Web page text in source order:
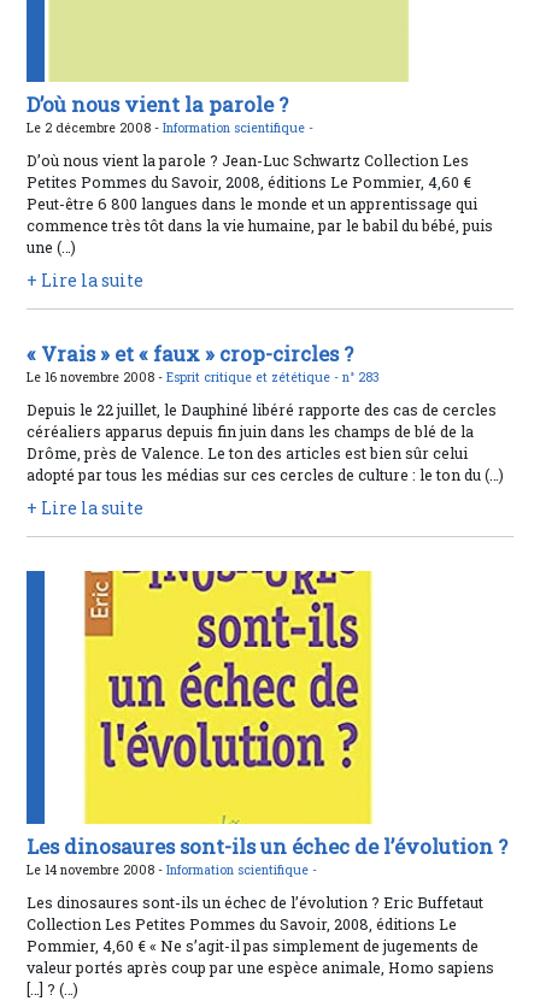
D’où nous vient la parole ?
Le 2 décembre 2008 -Information scientifique -
D’où nous vient la parole ? Jean-Luc Schwartz Collection Les
Petites Pommes du Savoir, 2008, éditions Le Pommier, 4,60 €
Peut-être 6 800 langues dans le monde et un apprentissage qui
commence très tôt dans la vie humaine, par le babil du bébé, puis
une (…)
+ Lire la suite
« Vrais » et « faux » crop-circles ?
Le 16 novembre 2008 -Esprit critique et zététique -n° 283
Depuis le 22 juillet, le Dauphiné libéré rapporte des cas de cercles
céréaliers apparus depuis fin juin dans les champs de blé de la
Drôme, près de Valence. Le ton des articles est bien sûr celui
adopté par tous les médias sur ces cercles de culture : le ton du (…)
+ Lire la suite
Les dinosaures sont-ils un échec de l’évolution ?
Le 14 novembre 2008 -Information scientifique -
Les dinosaures sont-ils un échec de l’évolution ? Eric Buffetaut
Collection Les Petites Pommes du Savoir, 2008, éditions Le
Pommier, 4,60 € « Ne s’agit-il pas simplement de jugements de
valeur portés après coup par une espèce animale, Homo sapiens
[…] ? (…)